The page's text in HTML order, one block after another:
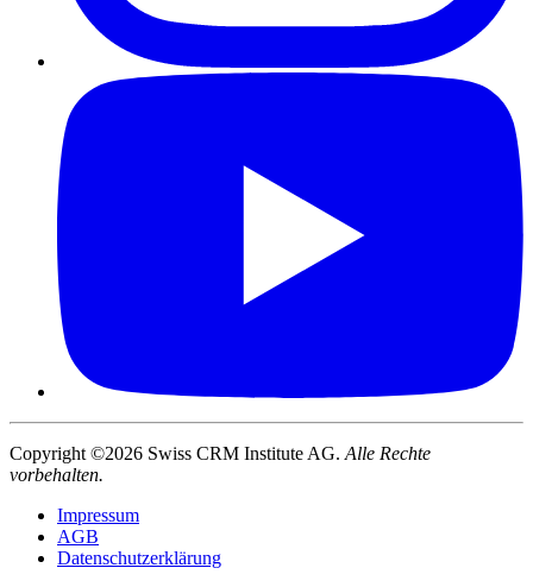
Copyright ©2026 Swiss CRM Institute AG.Alle Rechte
vorbehalten.
Impressum
AGB
Datenschutzerklärung